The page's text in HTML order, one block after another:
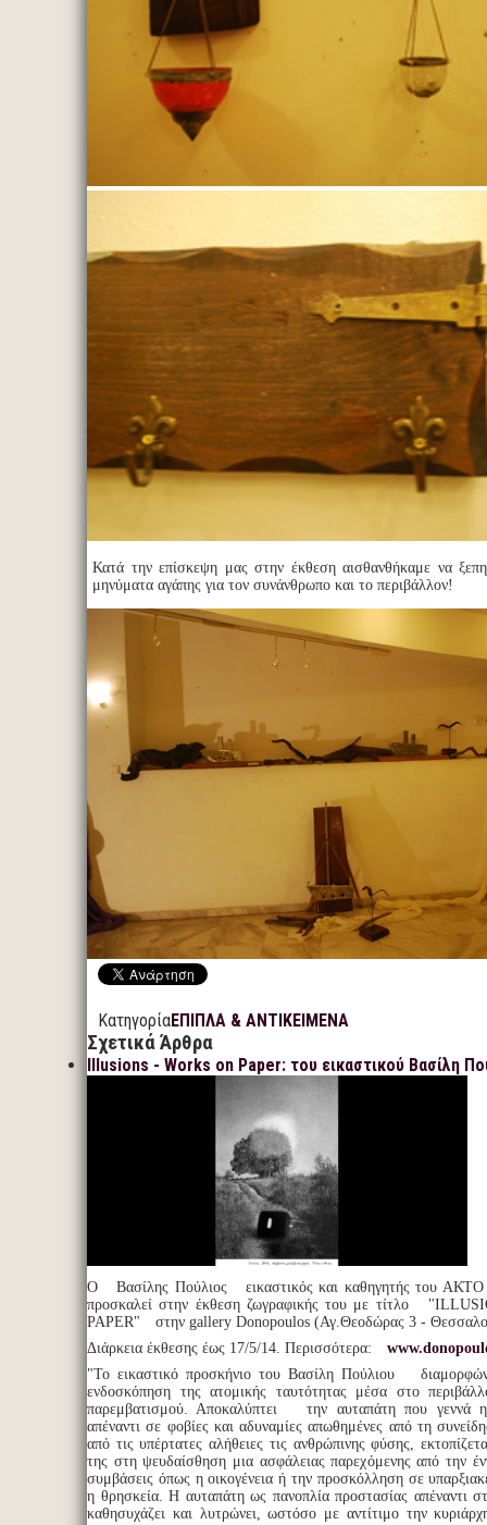
Κατά την επίσκεψη μας στην έκθεση αισθανθήκαμε να
μηνύματα αγάπης για τον συνάνθρωπο και το περιβάλλον!
ΚατηγορίαΕΠΙΠΛΑ & ΑΝΤΙΚΕΙΜΕΝΑ
Σχετικά Άρθρα
Illusions - Works on Paper: του εικαστικού Βασίλη
Ο Βασίλης Πούλιος εικαστικός και καθηγητής του ΑΚΤΟ
προσκαλεί στην έκθεση ζωγραφικής του με τίτλο
PAPER" στην gallery Donopoulos (Αγ.Θεοδώρας 3 -
Διάρκεια έκθεσης έως 17/5/14. Περισσότερα:
"Το εικαστικό προσκήνιο του Βασίλη Πούλιου
ενδοσκόπηση της ατομικής ταυτότητας μέσα στο
παρεμβατισμού. Αποκαλύπτει την αυταπάτη που γεννά
απέναντι σε φοβίες και αδυναμίες απωθημένες από τη
από τις υπέρτατες αλήθειες τις ανθρώπινης φύσης,
της στη ψευδαίσθηση μια ασφάλειας παρεχόμενης από την
συμβάσεις όπως η οικογένεια ή την προσκόλληση σε
η θρησκεία. Η αυταπάτη ως πανοπλία προστασίας απέναντι
καθησυχάζει και λυτρώνει, ωστόσο με αντίτιμο την